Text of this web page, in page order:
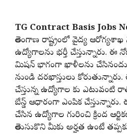
TG Contract Basis Jobs
తెలంగాణ రాష్ట్రంలో వైద్య ఆరోగ్యశాఖ
ఉద్యోగాలను భర్తీ చేస్తున్నారు.
మిషన్ భాగంగా ఖాళీలను
నుండి దరఖాస్తులు
చేస్తున్న ఉద్యోగాల కు ఎటువంటి
బేస్డ్ ఆధారంగా ఎంపిక
చేసిన ఉద్యోగాల గురించి క్రింద
తెలుసుకొని మీకు అర్హత ఉంటే